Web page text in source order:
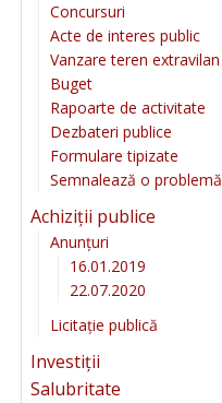
Concursuri
Acte de interes public
Vanzare teren extravilan
Buget
Rapoarte de activitate
Dezbateri publice
Formulare tipizate
Semnalează o problemă
Achiziții publice
Anunțuri
16.01.2019
22.07.2020
Licitație publică
Investiții
Salubritate